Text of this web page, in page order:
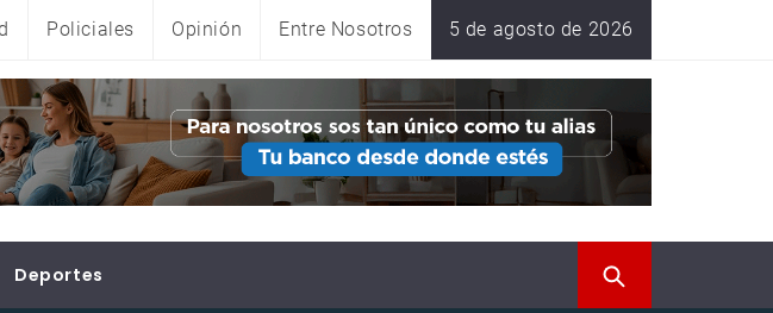
Policiales Opinión Entre Nosotros 5 de agosto de 2026
Deportes